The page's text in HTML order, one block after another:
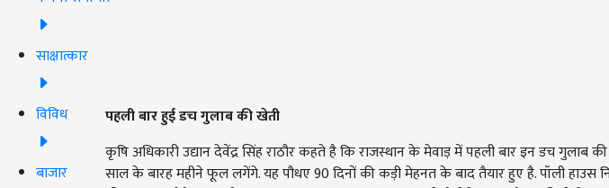
साक्षात्कार
विविध
बाजार
पहली बार हुई डच गुलाब की खेती
कृषि अधिकारी उद्यान देवेंद्र सिंह राठौर कहते है कि राजस्थान के मेवाड़ में पहली बार इन डच गुलाब की
साल के बारह महीने फूल लगेंगे. यह पौधए 90 दिनों की कड़ी मेहनत के बाद तैयार हुए है. पॉली हाउस